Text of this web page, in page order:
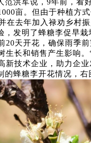
范洪军说，9年前，
亩。但由于种植方
在去年加入禄劝乡村
发明了蜂糖李促早
20天开花，确保雨季
长和销售产生影响
技术企业，助力企业
的蜂糖李开花情况，